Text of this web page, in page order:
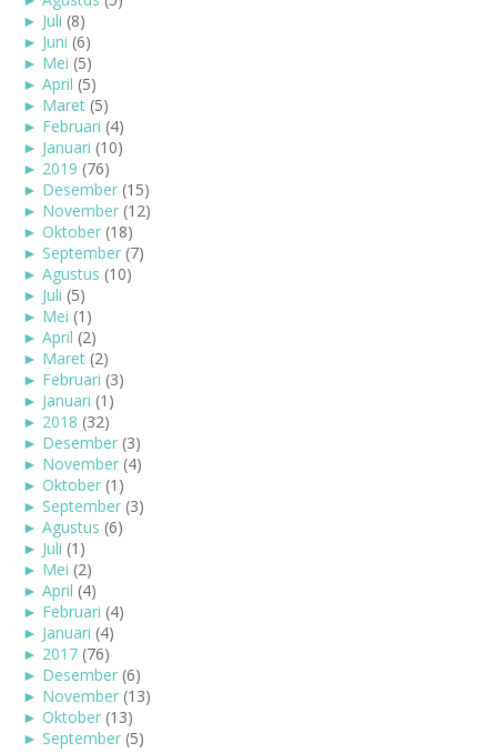
► Juli (8)
► Juni (6)
► Mei (5)
► April (5)
► Maret (5)
► Februari (4)
► Januari (10)
► 2019 (76)
► Desember (15)
► November (12)
► Oktober (18)
► September (7)
► Agustus (10)
► Juli (5)
► Mei (1)
► April (2)
► Maret (2)
► Februari (3)
► Januari (1)
► 2018 (32)
► Desember (3)
► November (4)
► Oktober (1)
► September (3)
► Agustus (6)
► Juli (1)
► Mei (2)
► April (4)
► Februari (4)
► Januari (4)
► 2017 (76)
► Desember (6)
► November (13)
► Oktober (13)
► September (5)